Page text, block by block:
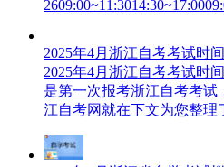
2025年4月浙江自考考试时间
2025年4月浙江自考考试时
是第一次报考浙江自考考
江自考网就在下文为您整理